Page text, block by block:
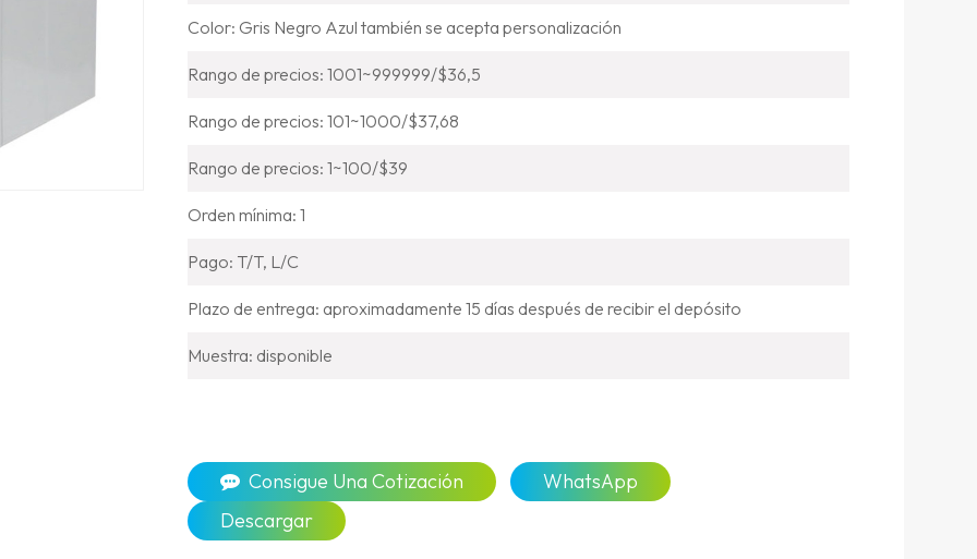
Color: Gris Negro Azul también se acepta personalización
Rango de precios: 1001~999999/$36,5
Rango de precios: 101~1000/$37,68
Rango de precios: 1~100/$39
Orden mínima: 1
Pago: T/T, L/C
Plazo de entrega: aproximadamente 15 días después de recibir el depósito
Muestra: disponible
Consigue Una Cotización
WhatsApp
Descargar